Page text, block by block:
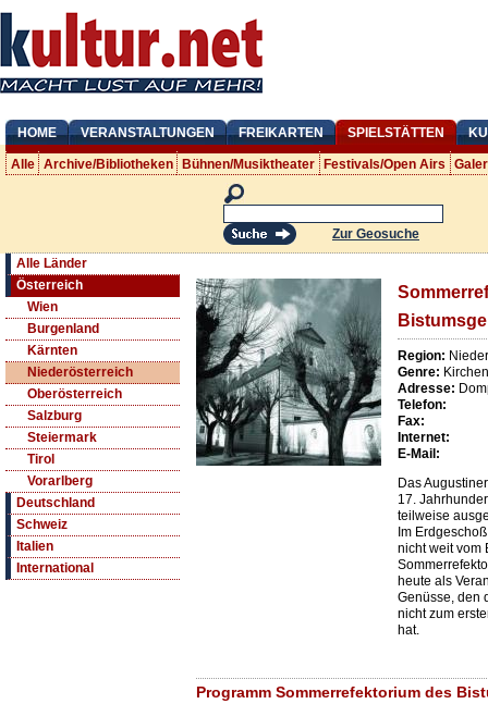
HOME VERANSTALTUNGEN FREIKARTEN SPIELSTÄTTEN
Alle Archive/Bibliotheken Bühnen/Musiktheater Festivals/Open Airs
Zur Geosuche
Alle Länder
Österreich
Wien
Burgenland
Kärnten
Niederösterreich
Oberösterreich
Salzburg
Steiermark
Tirol
Vorarlberg
Deutschland
Schweiz
Italien
International
Region:
Genre: Kirchen
Adresse:
Telefon:
Fax:
Internet:
E-Mail:
Das
17.
teilweise
Im
nicht weit vom
heute als
Genüsse, den
nicht zum
hat.
Programm Sommerrefektorium des